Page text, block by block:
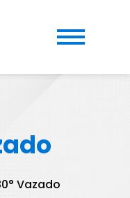
Vazado